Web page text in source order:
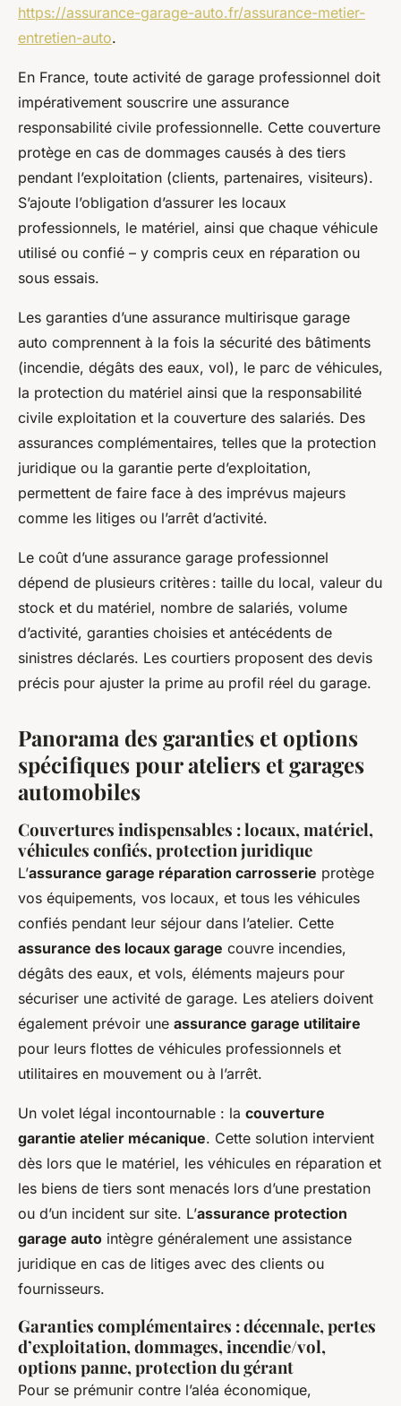
https://assurance-garage-auto.fr/assurance-metier-
entretien-auto.
En France, toute activité de garage professionnel doit
impérativement souscrire une assurance
responsabilité civile professionnelle. Cette couverture
protège en cas de dommages causés à des tiers
pendant l’exploitation (clients, partenaires, visiteurs).
S’ajoute l’obligation d’assurer les locaux
professionnels, le matériel, ainsi que chaque véhicule
utilisé ou confié – y compris ceux en réparation ou
sous essais.
Les garanties d’une assurance multirisque garage
auto comprennent à la fois la sécurité des bâtiments
(incendie, dégâts des eaux, vol), le parc de véhicules,
la protection du matériel ainsi que la responsabilité
civile exploitation et la couverture des salariés. Des
assurances complémentaires, telles que la protection
juridique ou la garantie perte d’exploitation,
permettent de faire face à des imprévus majeurs
comme les litiges ou l’arrêt d’activité.
Le coût d’une assurance garage professionnel
dépend de plusieurs critères : taille du local, valeur du
stock et du matériel, nombre de salariés, volume
d’activité, garanties choisies et antécédents de
sinistres déclarés. Les courtiers proposent des devis
précis pour ajuster la prime au profil réel du garage.
Panorama des garanties et options
spécifiques pour ateliers et garages
automobiles
Couvertures indispensables : locaux, matériel,
véhicules confiés, protection juridique
L’assurance garage réparation carrosserie protège
vos équipements, vos locaux, et tous les véhicules
confiés pendant leur séjour dans l’atelier. Cette
assurance des locaux garage couvre incendies,
dégâts des eaux, et vols, éléments majeurs pour
sécuriser une activité de garage. Les ateliers doivent
également prévoir une assurance garage utilitaire
pour leurs flottes de véhicules professionnels et
utilitaires en mouvement ou à l’arrêt.
Un volet légal incontournable : la couverture
garantie atelier mécanique. Cette solution intervient
dès lors que le matériel, les véhicules en réparation et
les biens de tiers sont menacés lors d’une prestation
ou d’un incident sur site. L’assurance protection
garage auto intègre généralement une assistance
juridique en cas de litiges avec des clients ou
fournisseurs.
Garanties complémentaires : décennale, pertes
d’exploitation, dommages, incendie/vol,
options panne, protection du gérant
Pour se prémunir contre l’aléa économique,